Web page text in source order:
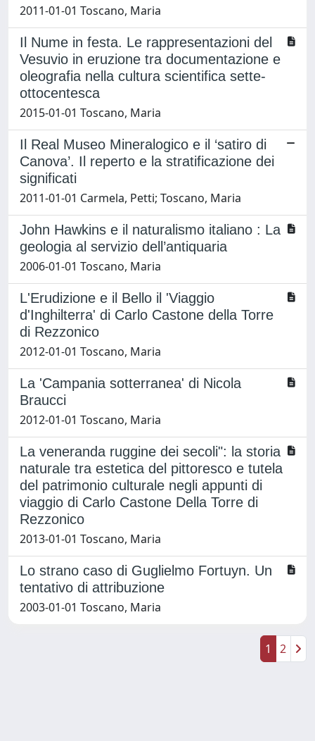
2011-01-01 Toscano, Maria
Il Nume in festa. Le rappresentazioni del
Vesuvio in eruzione tra documentazione e
oleografia nella cultura scientifica sette-
ottocentesca
2015-01-01 Toscano, Maria
Il Real Museo Mineralogico e il ‘satiro di
Canova’. Il reperto e la stratificazione dei
significati
2011-01-01 Carmela, Petti; Toscano, Maria
John Hawkins e il naturalismo italiano : La
geologia al servizio dell’antiquaria
2006-01-01 Toscano, Maria
L'Erudizione e il Bello il 'Viaggio
d'Inghilterra' di Carlo Castone della Torre
di Rezzonico
2012-01-01 Toscano, Maria
La 'Campania sotterranea' di Nicola
Braucci
2012-01-01 Toscano, Maria
La veneranda ruggine dei secoli": la storia
naturale tra estetica del pittoresco e tutela
del patrimonio culturale negli appunti di
viaggio di Carlo Castone Della Torre di
Rezzonico
2013-01-01 Toscano, Maria
Lo strano caso di Guglielmo Fortuyn. Un
tentativo di attribuzione
2003-01-01 Toscano, Maria
1 2